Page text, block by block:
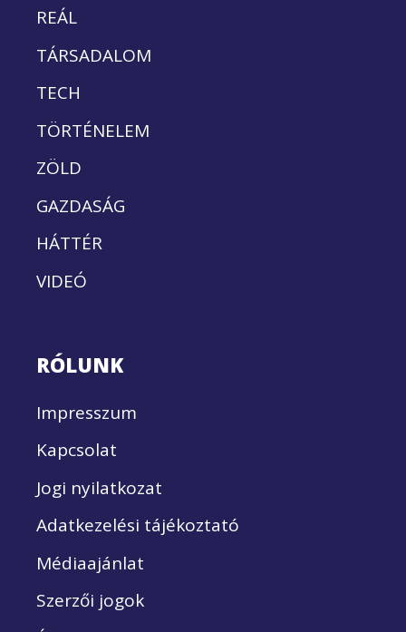
REÁL
TÁRSADALOM
TECH
TÖRTÉNELEM
ZÖLD
GAZDASÁG
HÁTTÉR
VIDEÓ
RÓLUNK
Impresszum
Kapcsolat
Jogi nyilatkozat
Adatkezelési tájékoztató
Médiaajánlat
Szerzői jogok